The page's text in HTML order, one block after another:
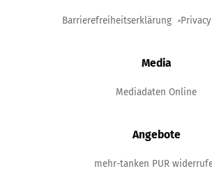
Barrierefreiheitserklärung
Media
Mediadaten Online
Angebote
mehr-tanken PUR